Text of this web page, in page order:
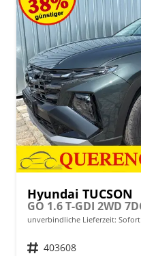
Hyundai TUCSON
unverbindliche Lieferzeit: Sofort
Fahrzeugnr. 403608